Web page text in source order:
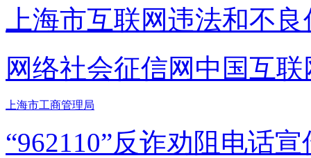
上海市互联网违法和不
网络社会征信网 中国互
上海市工商管理局
“962110”反诈劝阻电话宣